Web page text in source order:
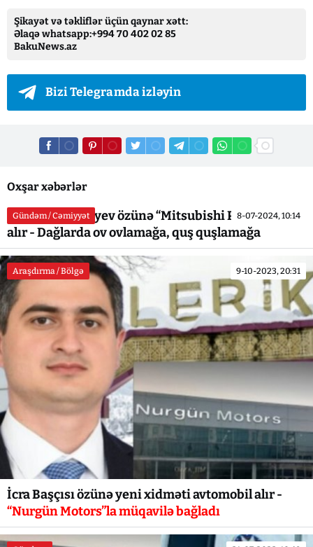
Şikayət və təkliflər üçün qaynar xətt:
Əlaqə whatsapp:+994 70 402 02 85
BakuNews.az
Bizi Telegramda izləyin
Oxşar xəbərlər
Gündəm / Cəmiyyət 8-07-2024, 10:14
Ramin Abdullayev özünə “Mitsubishi Pajero Sport”
alır - Dağlarda ov ovlamağa, quş quşlamağa
Araşdırma / Bölgə 9-10-2023, 20:31
İcra Başçısı özünə yeni xidməti avtomobil alır -
“Nurgün Motors”la müqavilə bağladı